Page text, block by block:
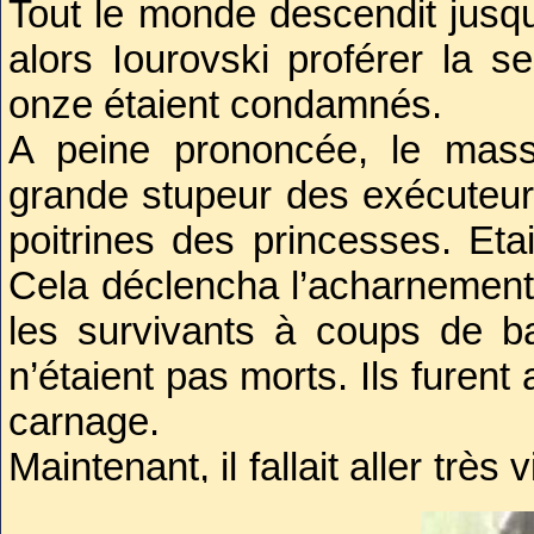
Tout le monde descendit
alors Iourovski proférer la
onze étaient condamnés.
A peine prononcée, le
grande stupeur des
poitrines des princesses.
Cela déclencha
les survivants à coups de
n’étaient pas morts. Ils
carnage.
Maintenant, il fallait aller très
pour prendre livraison des